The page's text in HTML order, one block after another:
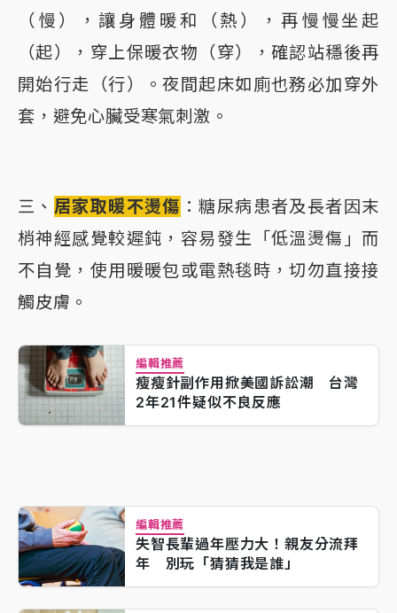
（慢），讓身體暖和（熱），再慢慢坐起
（起），穿上保暖衣物（穿），確認站穩後再
開始行走（行）。夜間起床如廁也務必加穿外
套，避免心臟受寒氣刺激。
三、 居家取暖不燙傷 ：糖尿病患者及長者因末
梢神經感覺較遲鈍，容易發生「低溫燙傷」而
不自覺，使用暖暖包或電熱毯時，切勿直接接
觸皮膚。
編輯推薦
瘦瘦針副作用掀美國訴訟潮 台灣
2年21件疑似不良反應
編輯推薦
失智長輩過年壓力大！親友分流拜
年 別玩「猜猜我是誰」